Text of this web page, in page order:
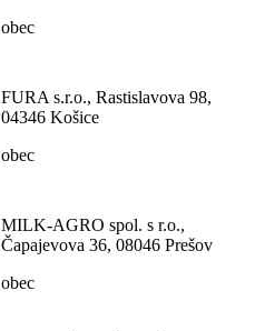
obec
FURA s.r.o., Rastislavova 98,
04346 Košice
obec
MILK-AGRO spol. s r.o.,
Čapajevova 36, 08046 Prešov
obec